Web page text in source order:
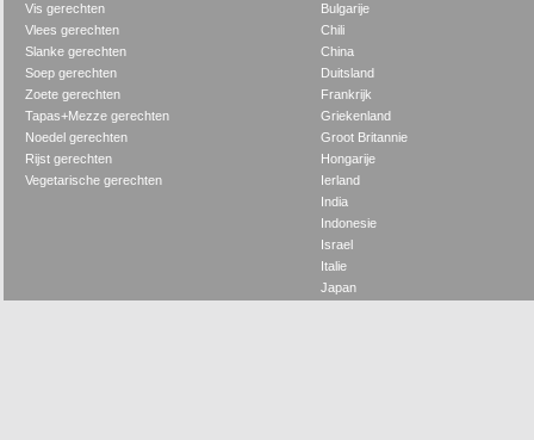
Vis gerechten
Vlees gerechten
Slanke gerechten
Soep gerechten
Zoete gerechten
Tapas+Mezze gerechten
Noedel gerechten
Rijst gerechten
Vegetarische gerechten
Bulgarije
Chili
China
Duitsland
Frankrijk
Griekenland
Groot Britannie
Hongarije
Ierland
India
Indonesie
Israel
Italie
Japan